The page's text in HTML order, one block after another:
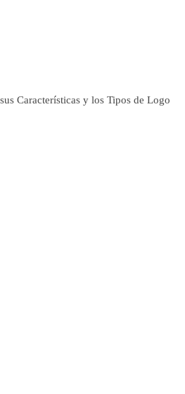
Características y los Tipos de Logo